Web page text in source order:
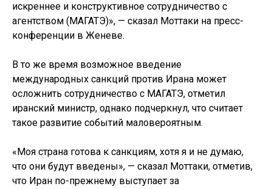
искреннее и конструктивное сотрудничество с
агентством (МАГАТЭ)», — сказал Моттаки на пресс-
конференции в Женеве.
В то же время возможное введение
международных санкций против Ирана может
осложнить сотрудничество с МАГАТЭ, отметил
иранский министр, однако подчеркнул, что считает
такое развитие событий маловероятным.
«Моя страна готова к санкциям, хотя я и не думаю,
что они будут введены», — сказал Моттаки, отметив,
что Иран по-прежнему выступает за